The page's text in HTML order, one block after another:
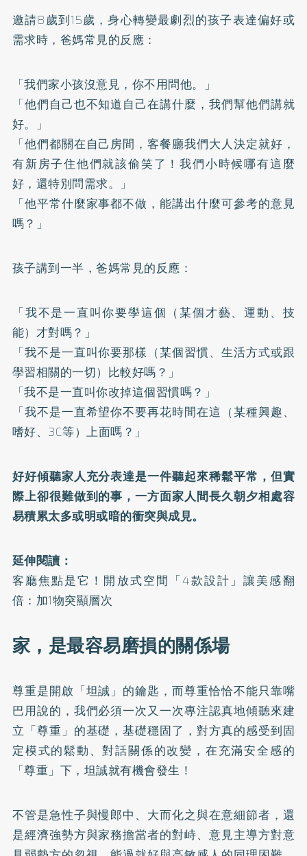
邀請8歲到15歲，身心轉變最劇烈的孩子表達偏好或
需求時，爸媽常見的反應：
「我們家小孩沒意見，你不用問他。」
「他們自己也不知道自己在講什麼，我們幫他們講就
好。」
「他們都關在自己房間，客餐廳我們大人決定就好，
有新房子住他們就該偷笑了！我們小時候哪有這麼
好，還特別問需求。」
「他平常什麼家事都不做，能講出什麼可參考的意見
嗎？」
孩子講到一半，爸媽常見的反應：
「我不是一直叫你要學這個（某個才藝、運動、技
能）才對嗎？」
「我不是一直叫你要那樣（某個習慣、生活方式或跟
學習相關的一切）比較好嗎？」
「我不是一直叫你改掉這個習慣嗎？」
「我不是一直希望你不要再花時間在這（某種興趣、
嗜好、3C等）上面嗎？」
好好傾聽家人充分表達是一件聽起來稀鬆平常，但實
際上卻很難做到的事，一方面家人間長久朝夕相處容
易積累太多或明或暗的衝突與成見。
延伸閱讀：
客廳焦點是它！開放式空間「4款設計」讓美感翻
倍：加1物突顯層次
家，是最容易磨損的關係場
尊重是開啟「坦誠」的鑰匙，而尊重恰恰不能只靠嘴
巴用說的，我們必須一次又一次專注認真地傾聽來建
立「尊重」的基礎，基礎穩固了，對方真的感受到固
定模式的鬆動、對話關係的改變，在充滿安全感的
「尊重」下，坦誠就有機會發生！
不管是急性子與慢郎中、大而化之與在意細節者，還
是經濟強勢方與家務擔當者的對峙、意見主導方對意